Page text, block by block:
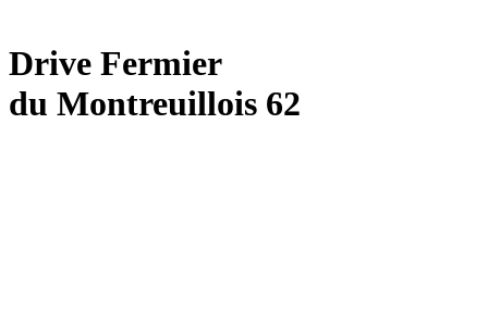
Drive Fermier
du Montreuillois 62